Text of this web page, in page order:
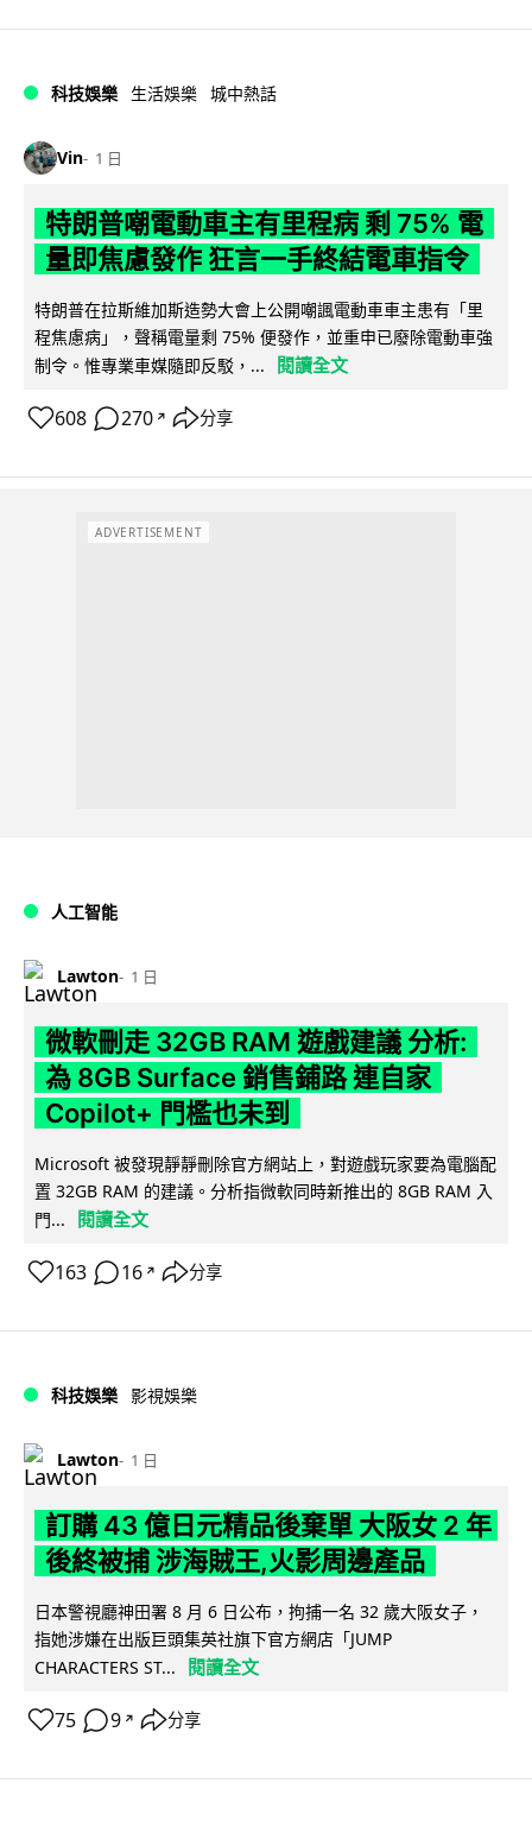
科技娛樂 生活娛樂 城中熱話
Vin 1 日
特朗普嘲電動車主有里程病 剩 75% 電
量即焦慮發作 狂言一手終結電車指令
特朗普在拉斯維加斯造勢大會上公開嘲諷電動車車主患有「里
程焦慮病」，聲稱電量剩 75% 便發作，並重申已廢除電動車強
制令。惟專業車媒隨即反駁，...
閱讀全文
608 270 ↗ 分享
ADVERTISEMENT
人工智能
Lawton 1 日
微軟刪走 32GB RAM 遊戲建議 分析:
為 8GB Surface 銷售鋪路 連自家
Copilot+ 門檻也未到
Microsoft 被發現靜靜刪除官方網站上，對遊戲玩家要為電腦配
置 32GB RAM 的建議。分析指微軟同時新推出的 8GB RAM 入
門...
閱讀全文
163 16 ↗ 分享
科技娛樂 影視娛樂
Lawton 1 日
訂購 43 億日元精品後棄單 大阪女 2 年
後終被捕 涉海賊王,火影周邊產品
日本警視廳神田署 8 月 6 日公布，拘捕一名 32 歲大阪女子，
指她涉嫌在出版巨頭集英社旗下官方網店「JUMP
CHARACTERS ST...
閱讀全文
75 9 ↗ 分享